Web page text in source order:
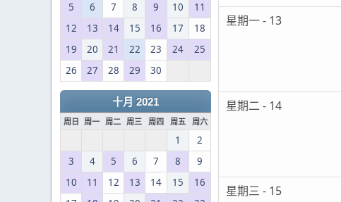
5
6 7 8 9 10
11
12
13 14 15 16 17
18
19
20 21 22 23 24
25
26
27 28 29 30
十月 2021
周日 周一 周二 周三 周四 周五 周六
1
2
3
4 5 6 7 8
9
10
11 12 13 14 15
16
星期一 - 13
星期二 - 14
星期三 - 15